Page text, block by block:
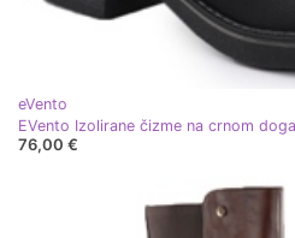
eVento
EVento Izolirane čizme na crnom
76,00 €